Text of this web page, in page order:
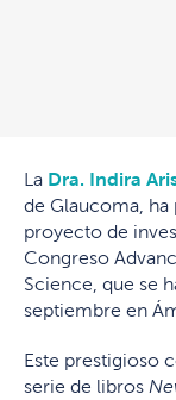
La Dra. Indira
de Glaucoma, ha
proyecto de
Congreso
Science, que se
septiembre en
Este prestigioso
serie de libros